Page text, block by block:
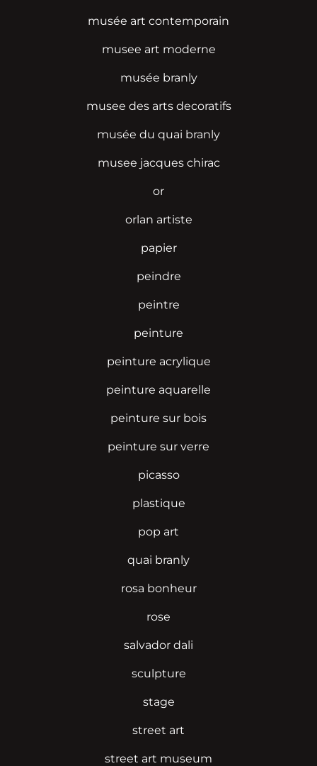
musée art contemporain
musee art moderne
musée branly
musee des arts decoratifs
musée du quai branly
musee jacques chirac
or
orlan artiste
papier
peindre
peintre
peinture
peinture acrylique
peinture aquarelle
peinture sur bois
peinture sur verre
picasso
plastique
pop art
quai branly
rosa bonheur
rose
salvador dali
sculpture
stage
street art
street art museum